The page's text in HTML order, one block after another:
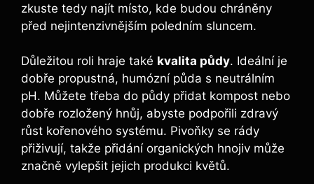
zkuste‌ tedy najít místo, kde ​budou chráněny
před nejintenzivnějším poledním sluncem.
Důležitou roli hraje také kvalita půdy.⁢ Ideální je
dobře propustná, humózní ⁢půda s neutrálním
pH. Můžete třeba ​do‌ půdy ⁢přidat kompost ​nebo
⁤dobře ‍rozložený hnůj,⁤ abyste podpořili zdravý‍
růst ‌kořenového‌ systému. Pivoňky se ‌rády
přiživují, takže přidání organických hnojiv‍ může
značně vylepšit jejich produkci květů.